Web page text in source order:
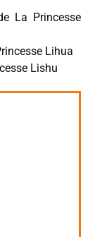
La Princesse
Lihua
Lishu